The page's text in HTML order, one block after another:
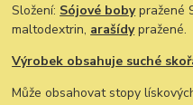
Složení: Sójové bobypražené
maltodextrin, arašídypražené.
Výrobek obsahuje suché
Může obsahovat stopy